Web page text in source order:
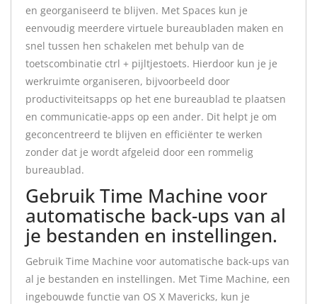
en georganiseerd te blijven. Met Spaces kun je
eenvoudig meerdere virtuele bureaubladen maken en
snel tussen hen schakelen met behulp van de
toetscombinatie ctrl + pijltjestoets. Hierdoor kun je je
werkruimte organiseren, bijvoorbeeld door
productiviteitsapps op het ene bureaublad te plaatsen
en communicatie-apps op een ander. Dit helpt je om
geconcentreerd te blijven en efficiënter te werken
zonder dat je wordt afgeleid door een rommelig
bureaublad.
Gebruik Time Machine voor
automatische back-ups van al
je bestanden en instellingen.
Gebruik Time Machine voor automatische back-ups van
al je bestanden en instellingen. Met Time Machine, een
ingebouwde functie van OS X Mavericks, kun je